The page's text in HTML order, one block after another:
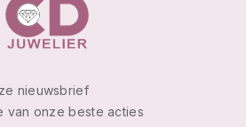
nieuwsbrief
van onze beste acties